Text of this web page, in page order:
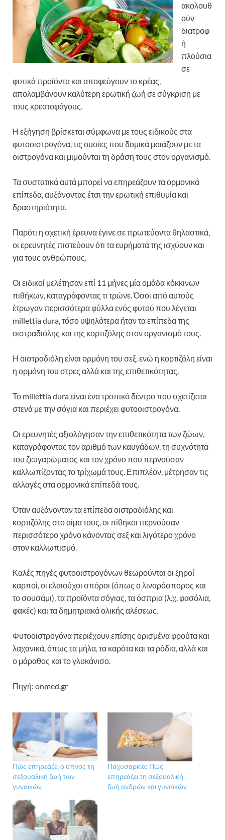
ακολουθ
ούν
διατροφ
ή
πλούσια
σε
φυτικά προϊόντα και αποφεύγουν το κρέας,
απολαμβάνουν καλύτερη ερωτική ζωή σε σύγκριση με
τους κρεατοφάγους.
Η εξήγηση βρίσκεται σύμφωνα με τους ειδικούς στα
φυτοοιστρογόνα, τις ουσίες που δομικά μοιάζουν με τα
οιστρογόνα και μιμούνται τη δράση τους στον οργανισμό.
Τα συστατικά αυτά μπορεί να επηρεάζουν τα ορμονικά
επίπεδα, αυξάνοντας έτσι την ερωτική επιθυμία και
δραστηριότητα.
Παρότι η σχετική έρευνα έγινε σε πρωτεύοντα θηλαστικά,
οι ερευνητές πιστεύουν ότι τα ευρήματά της ισχύουν και
για τους ανθρώπους.
Οι ειδικοί μελέτησαν επί 11 μήνες μία ομάδα κόκκινων
πιθήκων, καταγράφοντας τι τρώνε. Όσοι από αυτούς
έτρωγαν περισσότερα φύλλα ενός φυτού που λέγεται
millettia dura, τόσο υψηλότερα ήταν τα επίπεδα της
οιστραδιόλης και της κορτιζόλης στον οργανισμό τους.
Η οιστραδιόλη είναι ορμόνη του σεξ, ενώ η κορτιζόλη είναι
η ορμόνη του στρες αλλά και της επιθετικότητας.
Το millettia dura είναι ένα τροπικό δέντρο που σχετίζεται
στενά με την σόγια και περιέχει φυτοοιστρογόνα.
Οι ερευνητές αξιολόγησαν την επιθετικότητα των ζώων,
καταγράφοντας τον αριθμό των καυγάδων, τη συχνότητα
του ζευγαρώματος και τον χρόνο που περνούσαν
καλλωπίζοντας το τρίχωμά τους. Επιπλέον, μέτρησαν τις
αλλαγές στα ορμονικά επίπεδά τους.
Όταν αυξάνονταν τα επίπεδα οιστραδιόλης και
κορτιζόλης στο αίμα τους, οι πίθηκοι περνούσαν
περισσότερο χρόνο κάνοντας σεξ και λιγότερο χρόνο
στον καλλωπισμό.
Καλές πηγές φυτοοιστρογόνων θεωρούνται οι ξηροί
καρποί, οι ελαιούχοι σπόροι (όπως ο λιναρόσπορος και
το σουσάμι), τα προϊόντα σόγιας, τα όσπρια (λ.χ. φασόλια,
φακές) και τα δημητριακά ολικής αλέσεως.
Φυτοοιστρογόνα περιέχουν επίσης ορισμένα φρούτα και
λαχανικά, όπως τα μήλα, τα καρότα και τα ρόδια, αλλά και
ο μάραθος και το γλυκάνισο.
Πηγή: onmed.gr
Πώς επηρεάζει ο ύπνος τη
σεξουαλική ζωή των
γυναικών
Παχυσαρκία: Πώς
επηρεάζει τη σεξουαλική
ζωή ανδρών και γυναικών